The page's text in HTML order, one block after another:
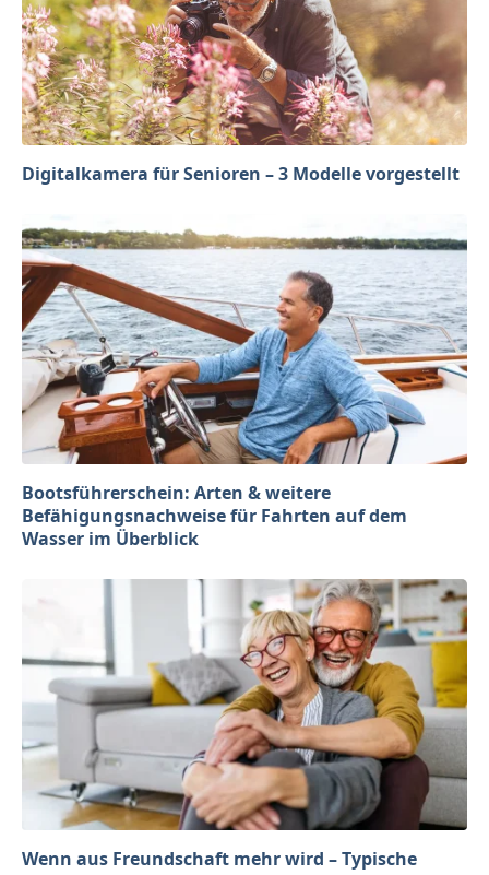
Digitalkamera für Senioren – 3 Modelle vorgestellt
Bootsführerschein: Arten & weitere
Befähigungsnachweise für Fahrten auf dem
Wasser im Überblick
Wenn aus Freundschaft mehr wird – Typische